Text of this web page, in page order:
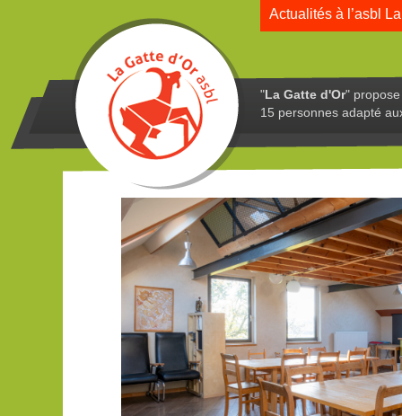
Actualités à l’asbl
"La Gatte d'Or"
15 personnes adapté